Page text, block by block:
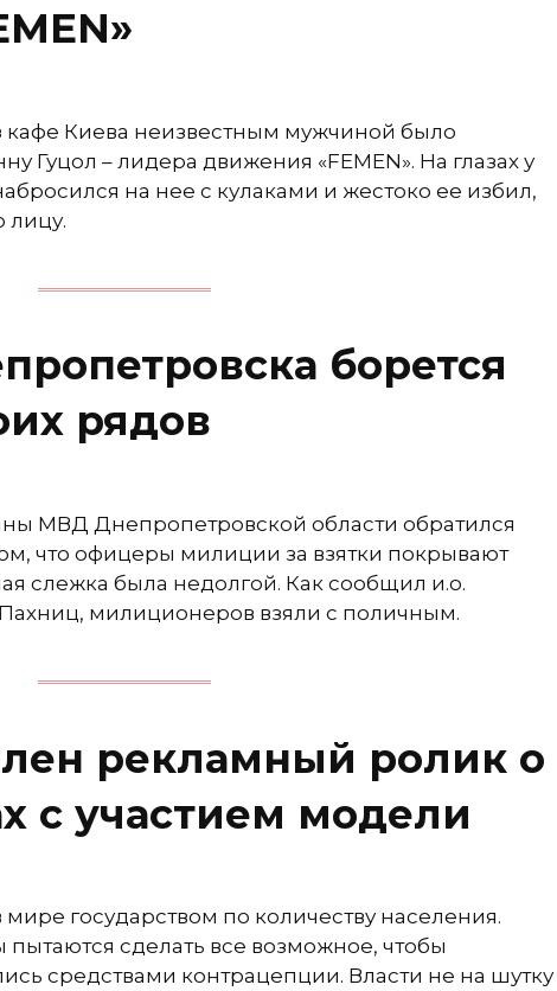
Киева неизвестным мужчиной было
Гуцол – лидера движения «FEMEN». На глазах у
на нее с кулаками и жестоко ее избил,
лицу.
борется
рядов
МВД Днепропетровской области обратился
что офицеры милиции за взятки покрывают
слежка была недолгой. Как сообщил и.о.
милиционеров взяли с поличным.
рекламный ролик о
с участием модели
государством по количеству населения.
сделать все возможное, чтобы
средствами контрацепции. Власти не на шутку